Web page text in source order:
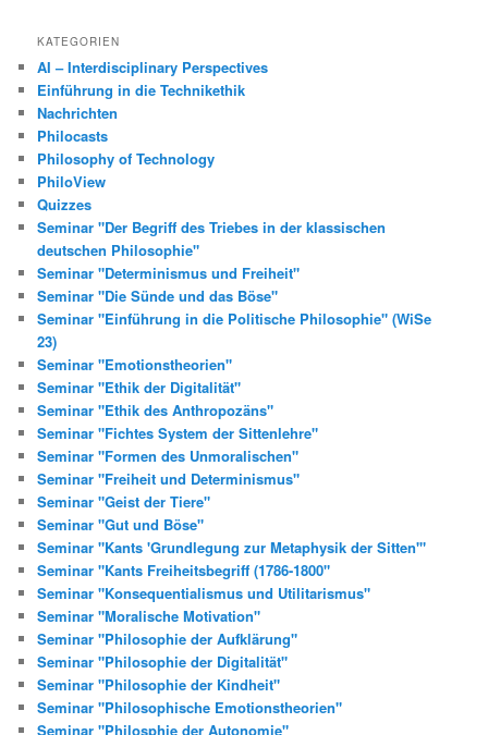
KATEGORIEN
AI – Interdisciplinary Perspectives
Einführung in die Technikethik
Nachrichten
Philocasts
Philosophy of Technology
PhiloView
Quizzes
Seminar "Der Begriff des Triebes in der klassischen
deutschen Philosophie"
Seminar "Determinismus und Freiheit"
Seminar "Die Sünde und das Böse"
Seminar "Einführung in die Politische Philosophie" (WiSe
23)
Seminar "Emotionstheorien"
Seminar "Ethik der Digitalität"
Seminar "Ethik des Anthropozäns"
Seminar "Fichtes System der Sittenlehre"
Seminar "Formen des Unmoralischen"
Seminar "Freiheit und Determinismus"
Seminar "Geist der Tiere"
Seminar "Gut und Böse"
Seminar "Kants 'Grundlegung zur Metaphysik der Sitten'"
Seminar "Kants Freiheitsbegriff (1786-1800"
Seminar "Konsequentialismus und Utilitarismus"
Seminar "Moralische Motivation"
Seminar "Philosophie der Aufklärung"
Seminar "Philosophie der Digitalität"
Seminar "Philosophie der Kindheit"
Seminar "Philosophische Emotionstheorien"
Seminar "Philosphie der Autonomie"